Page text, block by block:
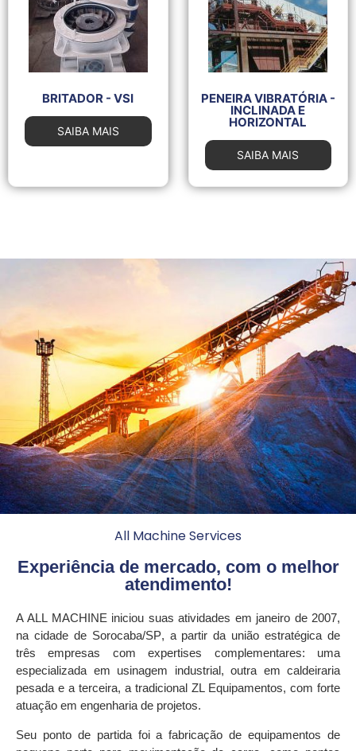
BRITADOR - VSI
SAIBA MAIS
PENEIRA VIBRATÓRIA -
INCLINADA E
HORIZONTAL
SAIBA MAIS
All Machine Services
Experiência de mercado, com o melhor
atendimento!
AALL MACHINEiniciou suas atividades em janeiro de 2007,
na cidade de Sorocaba/SP, a partir da união estratégica de
três empresas com expertises complementares: uma
especializada em usinagem industrial, outra em caldeiraria
pesadae a terceira, a tradicional ZL Equipamentos, com forte
atuação em engenharia de projetos.
Seu ponto de partida foi a fabricação deequipamentos de